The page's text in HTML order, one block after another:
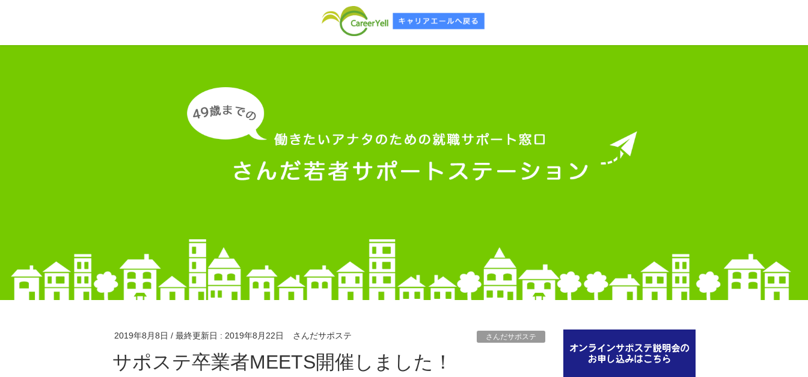
2019年8月8日 / 最終更新日 : 2019年8月22日 さんだサポステ さんだサポステ
サポステ卒業者MEETS開催しました！